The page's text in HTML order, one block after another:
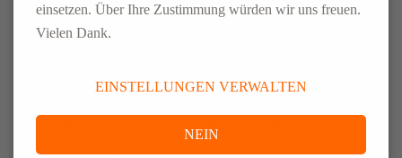
Transportlösungen haben oder mehr darüber erfahren möchten,
einsetzen. Über Ihre Zustimmung würden wir uns freuen.
Vielen Dank.
EINSTELLUNGEN VERWALTEN
NEIN